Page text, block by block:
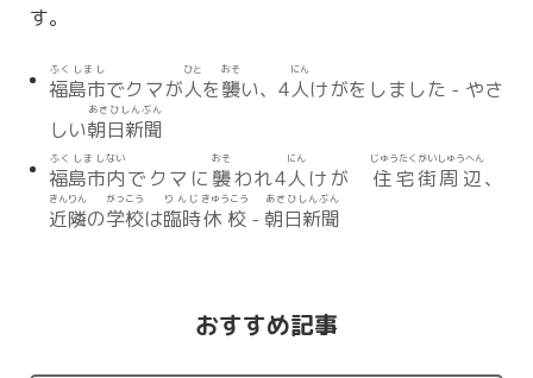
す。
福島市
ふくしまし
でクマが人
ひと
を襲
おそ
い、4人
にん
けがをしました - やさ
しい朝日新聞
あさひしんぶん
福島市
ふくしまし
内
ない
でクマに 襲
おそ
われ4人
にん
けが 住宅
じゅうたく
街
がい
周辺
しゅうへん
、
近隣
きんりん
の学校
がっこう
は臨時
りんじ
休校
きゅうこう
- 朝日新聞
あさひしんぶん
おすすめ記事